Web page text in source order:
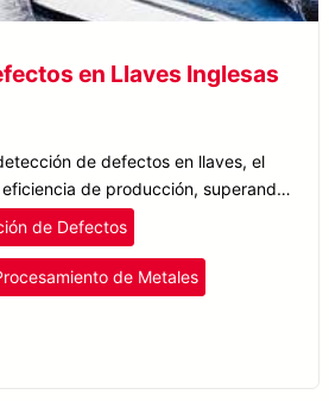
en Llaves Inglesas
de defectos en llaves, el
de producción, superando
AOI tradicionales.
de Defectos
de Metales